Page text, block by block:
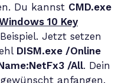
Du kannst CMD.exe
10 Key
Jetzt setzen
DISM.exe /Online
/All. Dein
anfangen.